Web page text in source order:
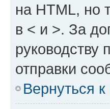
на HTML, но
в < и >. За
отправки
Вернуться